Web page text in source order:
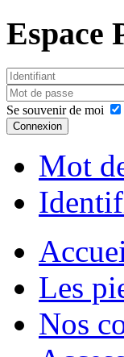
Espace
Se souvenir de moi
Connexion
Mot
Les
Nos